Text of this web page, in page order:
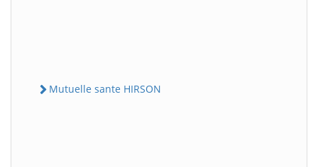
Mutuelle sante HIRSON